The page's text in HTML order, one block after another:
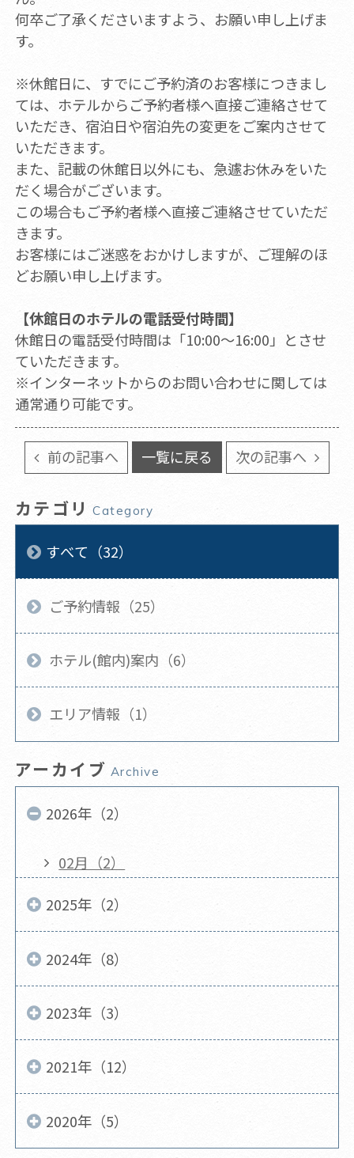
何卒ご了承くださいますよう、お願い申し上げま
す。
※休館日に、すでにご予約済のお客様につきまし
ては、ホテルからご予約者様へ直接ご連絡させて
いただき、宿泊日や宿泊先の変更をご案内させて
いただきます。
また、記載の休館日以外にも、急遽お休みをいた
だく場合がございます。
この場合もご予約者様へ直接ご連絡させていただ
きます。
お客様にはご迷惑をおかけしますが、ご理解のほ
どお願い申し上げます。
【休館日のホテルの電話受付時間】
休館日の電話受付時間は「10:00～16:00」とさせ
ていただきます。
※インターネットからのお問い合わせに関しては
通常通り可能です。
前の記事へ 一覧に戻る 次の記事へ
カテゴリ Category
すべて（32）
ご予約情報（25）
ホテル(館内)案内（6）
エリア情報（1）
アーカイブ Archive
2026年（2）
02月（2）
2025年（2）
2024年（8）
2023年（3）
2021年（12）
2020年（5）